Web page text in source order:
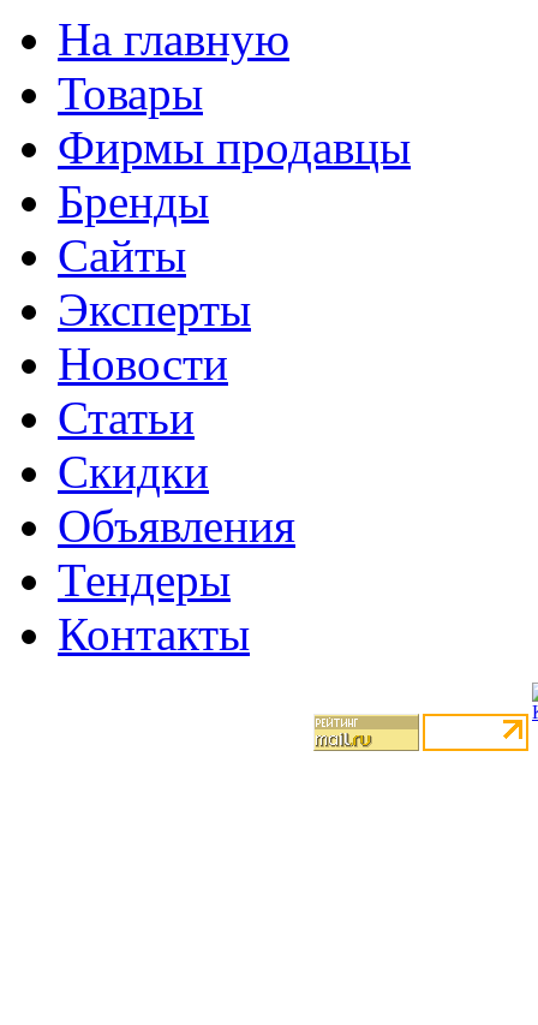
На главную
Товары
Фирмы продавцы
Бренды
Сайты
Эксперты
Новости
Статьи
Скидки
Объявления
Тендеры
Контакты